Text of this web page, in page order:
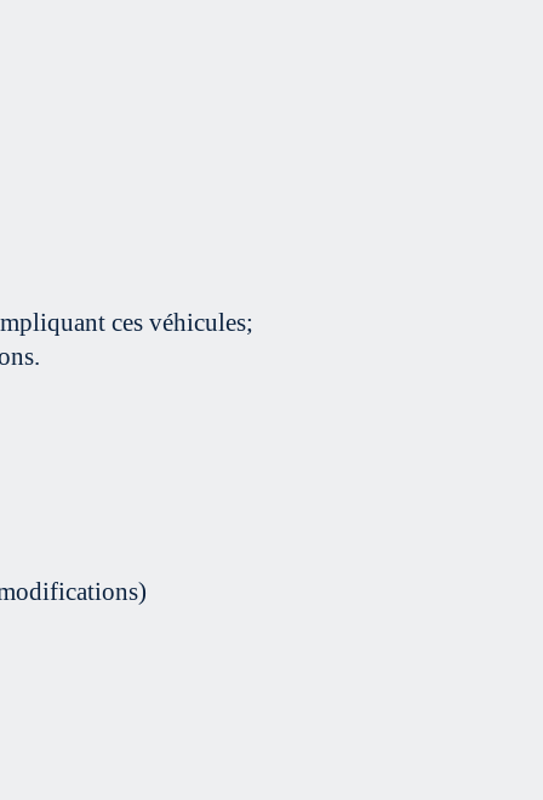
ces véhicules;